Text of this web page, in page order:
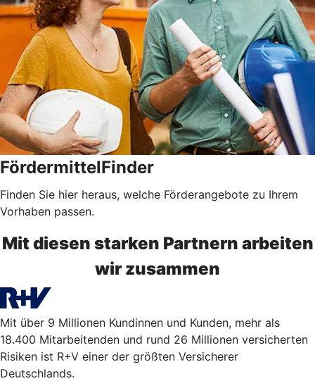
FördermittelFinder
Finden Sie hier heraus, welche Förderangebote zu Ihrem
Vorhaben passen.
Mit diesen starken Partnern arbeiten
wir zusammen
Mit über 9 Millionen Kundinnen und Kunden, mehr als
18.400 Mitarbeitenden und rund 26 Millionen versicherten
Risiken ist R+V einer der größten Versicherer
Deutschlands.